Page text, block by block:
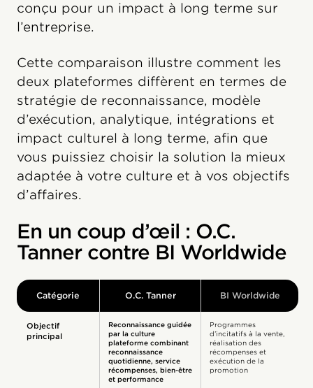
conçu pour un impact à long terme sur
l’entreprise.
Cette comparaison illustre comment les
deux plateformes diffèrent en termes de
stratégie de reconnaissance, modèle
d’exécution, analytique, intégrations et
impact culturel à long terme, afin que
vous puissiez choisir la solution la mieux
adaptée à votre culture et à vos objectifs
d’affaires.
En un coup d’œil : O.C.
Tanner contre BI Worldwide
Catégorie O.C. Tanner BI Worldwide
Objectif
principal
Reconnaissance guidée
par la culture
plateforme combinant
reconnaissance
quotidienne, service
récompenses, bien-être
et performance
Programmes
d’incitatifs à la vente,
réalisation des
récompenses et
exécution de la
promotion